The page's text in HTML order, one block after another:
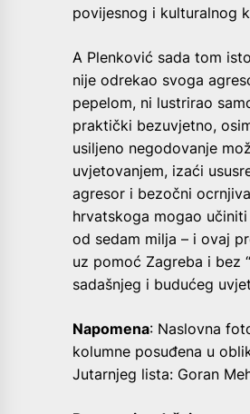
povijesnog i kulturalnog
A Plenković sada tom
nije odrekao svoga
pepelom, ni lustrirao
praktički bezuvjetno,
usiljeno negodovanje
uvjetovanjem, izaći
agresor i bezočni
hrvatskoga mogao
od sedam milja – i ovaj
uz pomoć Zagreba i bez
sadašnjeg i budućeg
Napomena: Naslovna
kolumne posuđena u
Jutarnjeg lista: Goran